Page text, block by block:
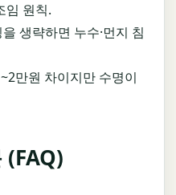
임 원칙.
생략하면 누수·먼지 침
만원 차이지만 수명이
(FAQ)